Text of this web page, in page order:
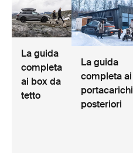
La guida
completa
ai box da
tetto
La guida
completa ai
portacarichi
posteriori